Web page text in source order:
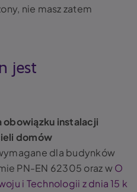
nie masz zatem
jest
obowiązku instalacji
domów
dla budynków
PN-EN 62305 oraz wO
i Technologii z dnia 15 k